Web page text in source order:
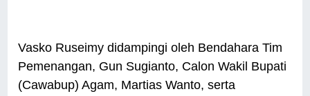
Vasko Ruseimy didampingi oleh Bendahara Tim
Pemenangan, Gun Sugianto, Calon Wakil Bupati
(Cawabup) Agam, Martias Wanto, serta